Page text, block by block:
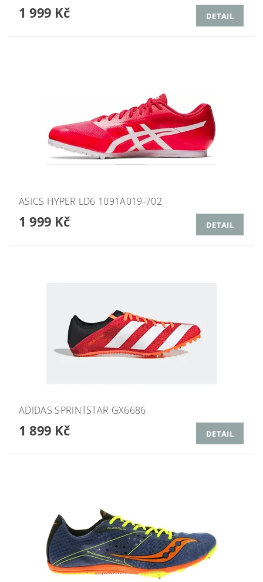
1 999 Kč DETAIL
ASICS HYPER LD6 1091A019-702
1 999 Kč DETAIL
ADIDAS SPRINTSTAR GX6686
1 899 Kč DETAIL